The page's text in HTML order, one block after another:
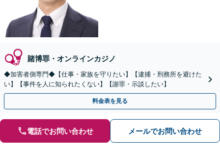
賭博罪・オンラインカジノ
◆加害者側専門◆【仕事・家族を守りたい】【逮捕・刑務所を避けた
い】【事件を人に知られたくない】【謝罪・示談したい】
料金表を見る
電話でお問い合わせ メールでお問い合わせ